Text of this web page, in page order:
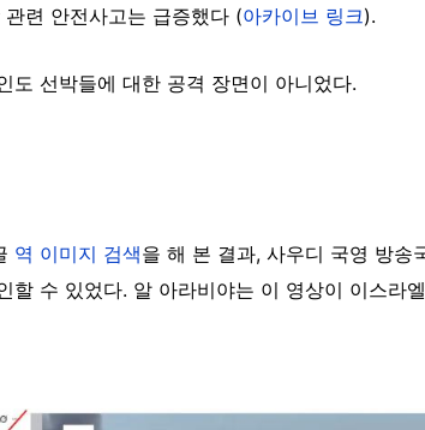
련 안전사고는 급증했다 (아카이브 링크).
도 선박들에 대한 공격 장면이 아니었다.
역 이미지 검색을 해 본 결과, 사우디 국영 방
할 수 있었다. 알 아라비야는 이 영상이 이스라